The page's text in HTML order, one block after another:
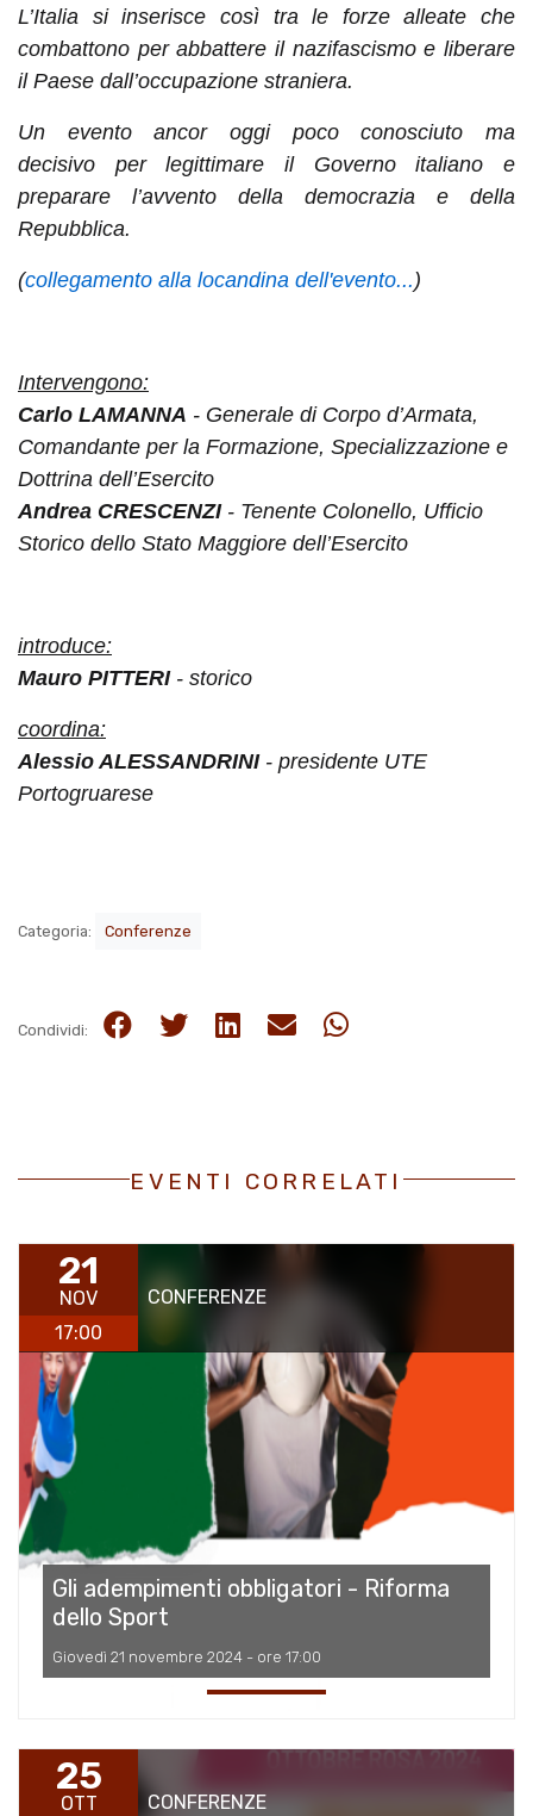
L’Italia si inserisce così tra le forze alleate che
combattono per abbattere il nazifascismoe liberare
il Paese dall’occupazione straniera.
Un evento ancor oggi poco conosciuto ma
decisivo per legittimare il Governo italiano e
preparare l’avvento della democrazia e della
Repubblica.
(collegamento alla locandina dell'evento...)
Intervengono:
Carlo LAMANNA - Generale di Corpo d’Armata,
Comandante per la Formazione, Specializzazione e
Dottrina dell’Esercito
Andrea CRESCENZI- Tenente Colonello, Ufficio
Storico dello Stato Maggiore dell’Esercito
introduce:
Mauro PITTERI- storico
coordina:
Alessio ALESSANDRINI - presidente UTE
Portogruarese
Categoria: Conferenze
Condividi:
EVENTI CORRELATI
21
NOV
17:00
CONFERENZE
Gli adempimenti obbligatori - Riforma
dello Sport
Giovedì 21 novembre 2024 - ore 17:00
25
OTT
CONFERENZE